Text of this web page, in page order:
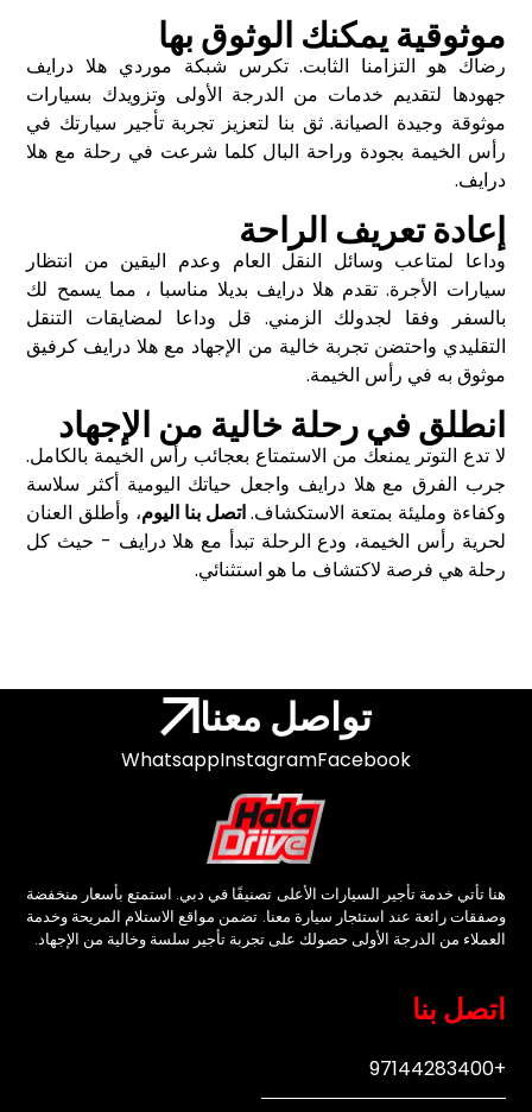
موثوقية يمكنك الوثوق بها
رضاك هو التزامنا الثابت. تكرس شبكة موردي هلا درايف
جهودها لتقديم خدمات من الدرجة الأولى وتزويدك بسيارات
موثوقة وجيدة الصيانة. ثق بنا لتعزيز تجربة تأجير سيارتك في
رأس الخيمة بجودة وراحة البال كلما شرعت في رحلة مع هلا
درايف.
إعادة تعريف الراحة
وداعا لمتاعب وسائل النقل العام وعدم اليقين من انتظار
سيارات الأجرة. تقدم هلا درايف بديلا مناسبا ، مما يسمح لك
بالسفر وفقا لجدولك الزمني. قل وداعا لمضايقات التنقل
التقليدي واحتضن تجربة خالية من الإجهاد مع هلا درايف كرفيق
موثوق به في رأس الخيمة.
انطلق في رحلة خالية من الإجهاد
لا تدع التوتر يمنعك من الاستمتاع بعجائب رأس الخيمة بالكامل.
جرب الفرق مع هلا درايف واجعل حياتك اليومية أكثر سلاسة
وكفاءة ومليئة بمتعة الاستكشاف.اتصل بنا اليوم، وأطلق العنان
لحرية رأس الخيمة، ودع الرحلة تبدأ مع هلا درايف - حيث كل
رحلة هي فرصة لاكتشاف ما هو استثنائي.
تواصل معنا
Facebook
Instagram
Whatsapp
هنا تأتي خدمة تأجير السيارات الأعلى تصنيفًا في دبي. استمتع بأسعار منخفضة
وصفقات رائعة عند استئجار سيارة معنا. تضمن مواقع الاستلام المريحة وخدمة
العملاء من الدرجة الأولى حصولك على تجربة تأجير سلسة وخالية من الإجهاد.
اتصل بنا
+97144283400